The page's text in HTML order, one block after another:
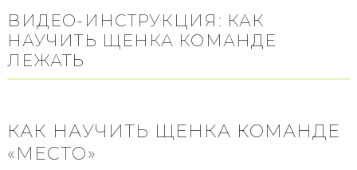
ВИДЕО-ИНСТРУКЦИЯ: КАК
НАУЧИТЬ ЩЕНКА КОМАНДЕ
ЛЕЖАТЬ
КАК НАУЧИТЬ ЩЕНКА КОМАНДЕ
«МЕСТО»